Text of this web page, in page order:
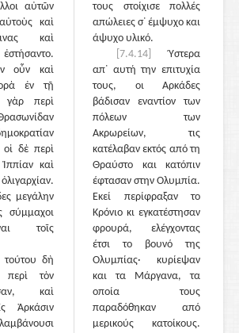
αὐτῶν
καὶ
καὶ
οὖν καὶ
ἐν τῇ
γὰρ περὶ
οἱ δὲ περὶ
καὶ
μεγάλην
σύμμαχοι
τοῖς
τούτου δὴ
περὶ τὸν
καὶ
Ἀρκάσιν
τους στοίχισε πολλές
απώλειες σ᾽ έμψυχο και
άψυχο υλικό.
[7.4.14]
Ύστερα
απ᾽ αυτή την επιτυχία
τους, οι Αρκάδες
βάδισαν εναντίον των
πόλεων των
Ακρωρείων, τις
κατέλαβαν εκτός από τη
Θραύστο και κατόπιν
έφτασαν στην Ολυμπία.
Εκεί περίφραξαν το
Κρόνιο κι εγκατέστησαν
φρουρά, ελέγχοντας
έτσι το βουνό της
Ολυμπίας· κυρίεψαν
και τα Μάργανα, τα
οποία τους
παραδόθηκαν από
μερικούς κατοίκους.